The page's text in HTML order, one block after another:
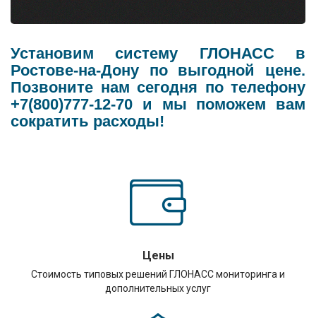
Цены
Стоимость типовых решений ГЛОНАСС мониторинга и
дополнительных услуг
Установим систему ГЛОНАСС в
Ростове-на-Дону по выгодной цене.
Позвоните нам сегодня по телефону
+7(800)777-12-70 и мы поможем вам
сократить расходы!